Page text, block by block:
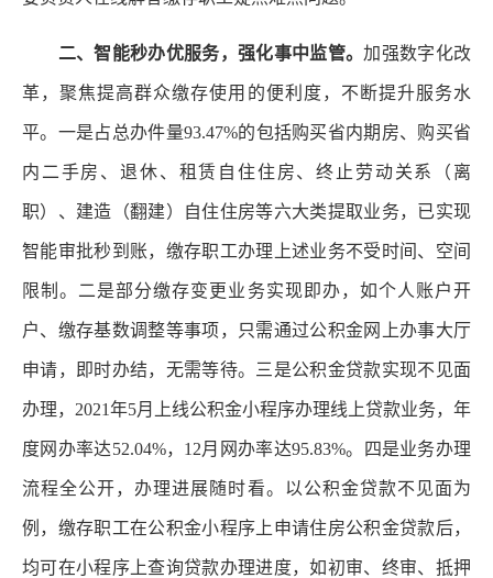
二、智能秒办优服务，强化事中监管。加强数字化改
革，聚焦提高群众缴存使用的便利度，不断提升服务水
平。一是占总办件量93.47%的包括购买省内期房、购买省
内二手房、退休、租赁自住住房、终止劳动关系（离
职）、建造（翻建）自住住房等六大类提取业务，已实现
智能审批秒到账，缴存职工办理上述业务不受时间、空间
限制。二是部分缴存变更业务实现即办，如个人账户开
户、缴存基数调整等事项，只需通过公积金网上办事大厅
申请，即时办结，无需等待。三是公积金贷款实现不见面
办理，2021年5月上线公积金小程序办理线上贷款业务，年
度网办率达52.04%，12月网办率达95.83%。四是业务办理
流程全公开，办理进展随时看。以公积金贷款不见面为
例，缴存职工在公积金小程序上申请住房公积金贷款后，
均可在小程序上查询贷款办理进度，如初审、终审、抵押